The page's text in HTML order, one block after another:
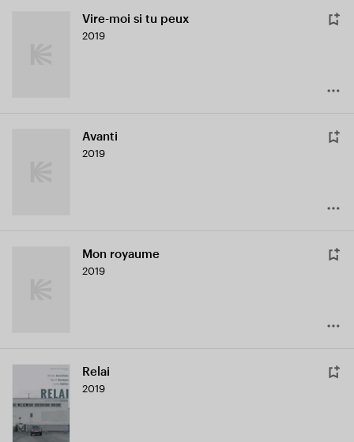
Vire-moi si tu peux
2019
Avanti
2019
Mon royaume
2019
Relai
2019